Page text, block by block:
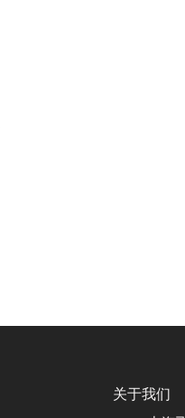
关于我们